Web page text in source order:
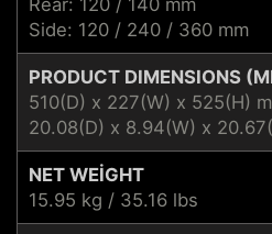
Side: 120 / 240 / 360 mm
PRODUCT DIMENSIONS
510(D) x 227(W) x 525(H)
20.08(D) x 8.94(W) x
NET WEIGHT
15.95 kg / 35.16 lbs